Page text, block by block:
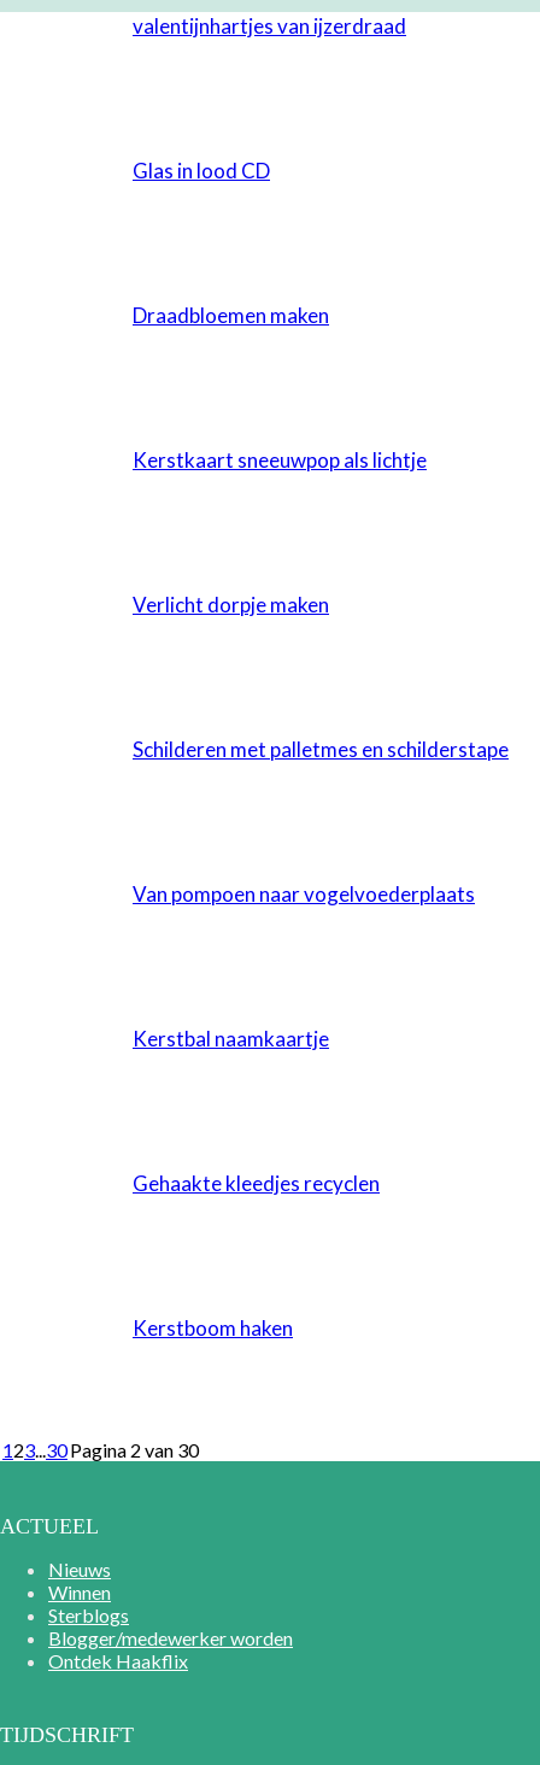
valentijnhartjes van ijzerdraad
Glas in lood CD
Draadbloemen maken
Kerstkaart sneeuwpop als lichtje
Verlicht dorpje maken
Schilderen met palletmes en schilderstape
Van pompoen naar vogelvoederplaats
Kerstbal naamkaartje
Gehaakte kleedjes recyclen
Kerstboom haken
123...30Pagina 2 van 30
ACTUEEL
Nieuws
Winnen
Sterblogs
Blogger/medewerker worden
Ontdek Haakflix
TIJDSCHRIFT